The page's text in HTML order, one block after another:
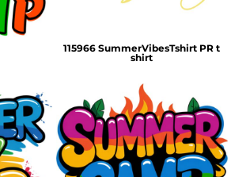
115966 SummerVibesTshirt PR t
shirt